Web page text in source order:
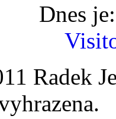
Dnes
Radek